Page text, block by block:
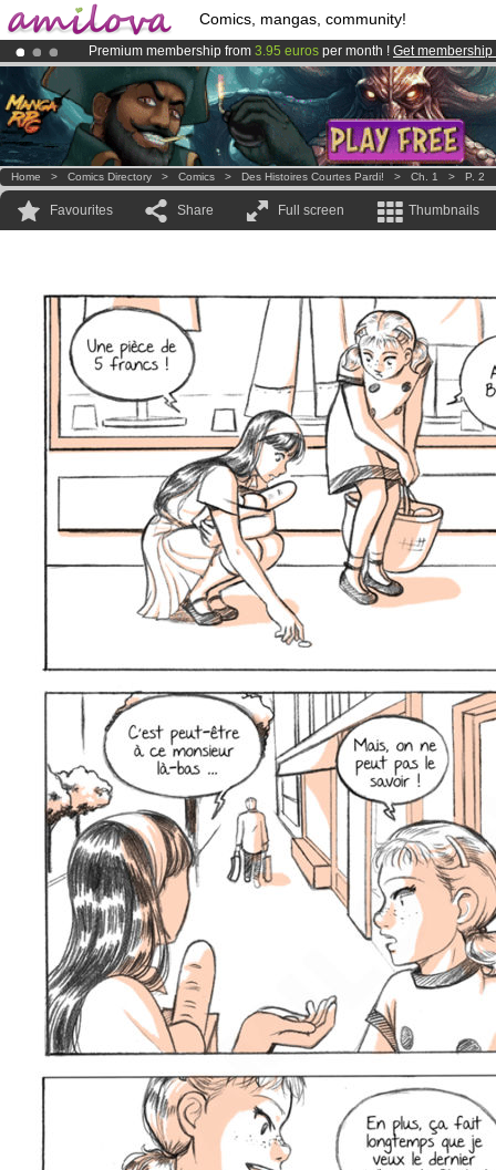
Comics, mangas, community!
Premium membership from 3.95 euros per month ! Get membership
AmilovaKickstarter is now LIVE!.
Already 134393membersand 1208 comics & mangas!.
Home > Comics Directory > Comics > Des Histoires Courtes Pardi! > Ch. 1 > P. 2
Favourites Share Full screen Thumbnails